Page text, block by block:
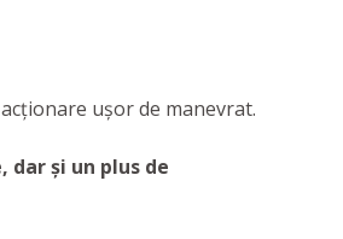
ușor de manevrat.
şi un plus de